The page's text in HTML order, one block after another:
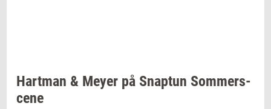
Hart­man & Meyer på Snap­tun Som­mer­s­
ce­ne